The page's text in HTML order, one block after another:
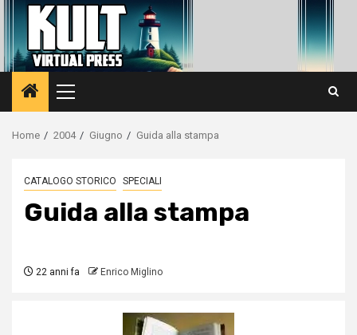
Vai
contenuto
Menu
principale
Home 2004 Giugno Guida alla stampa
CATALOGO STORICO SPECIALI
Guida alla stampa
22 anni fa Enrico Miglino